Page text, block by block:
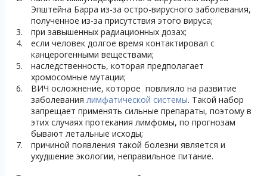
Эпштейна Барра из-за остро-вирусного заболевания,
полученное из-за присутствия этого вируса;
при завышенных радиационных дозах;
если человек долгое время контактировал с
канцерогенными веществами;
наследственность, которая предполагает
хромосомные мутации;
ВИЧ осложнение, которое повлияло на развитие
заболевания лимфатической системы. Такой набор
запрещает применять сильные препараты, поэтому в
этих случаях протекания лимфомы, по прогнозам
бывают летальные исходы;
причиной появления такой болезни является и
ухудшение экологии, неправильное питание.